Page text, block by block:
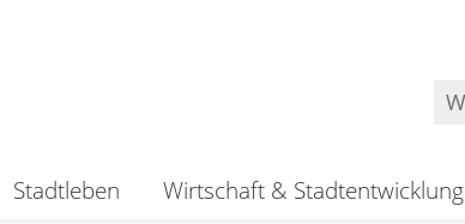
Stadtleben Wirtschaft & Stadtentwicklung